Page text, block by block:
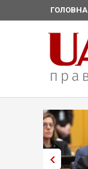
ГОЛОВНА